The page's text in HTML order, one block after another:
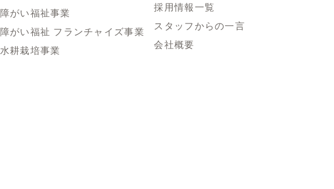
障がい福祉事業
障がい福祉 フランチャイズ事業
水耕栽培事業
採用情報一覧
スタッフからの一言
会社概要